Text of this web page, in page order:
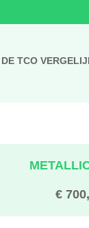
TCO
€